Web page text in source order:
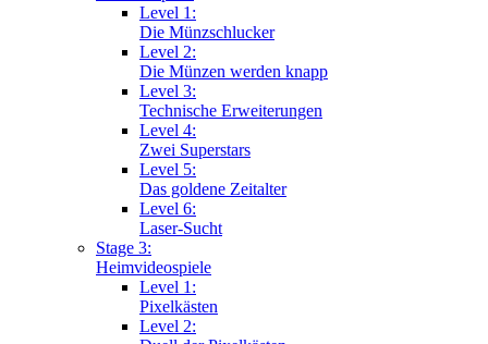
Level 1:
Die Münzschlucker
Level 2:
Die Münzen werden knapp
Level 3:
Technische Erweiterungen
Level 4:
Zwei Superstars
Level 5:
Das goldene Zeitalter
Level 6:
Laser-Sucht
Stage 3:
Heimvideospiele
Level 1:
Pixelkästen
Level 2: